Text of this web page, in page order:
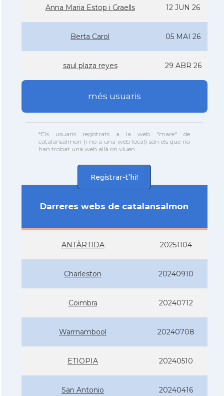
Anna Maria Estop i Graells 12 JUN 26
Berta Carol 05 MAI 26
saul plaza reyes 29 ABR 26
més usuaris
*Els usuaris registrats a la web "mare" de
catalansalmon (i no a una web local) són els que no
han trobat una web allà on viuen
Registrar-t'hi!
Darreres webs de catalansalmon
ANTÀRTIDA 20251104
Charleston 20240910
Coimbra 20240712
Warrnambool 20240708
ETIOPIA 20240510
San Antonio 20240416